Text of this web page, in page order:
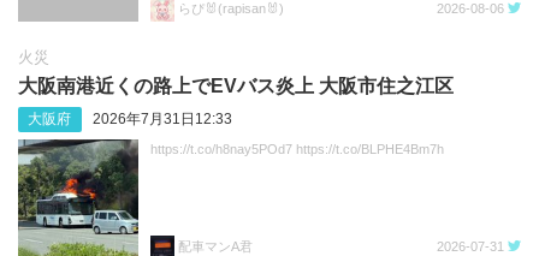
らぴ🐰(rapisan🐰) 2026-08-06
火災
大阪南港近くの路上でEVバス炎上 大阪市住之江区
大阪府 2026年7月31日12:33
https://t.co/h8nay5POd7 https://t.co/BLPHE4Bm7h
配車マンA君 2026-07-31